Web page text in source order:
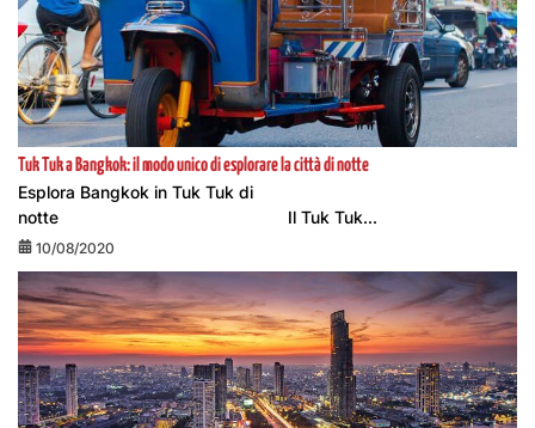
Tuk Tuk a Bangkok: il modo unico di esplorare la città di notte
Esplora Bangkok in Tuk Tuk di
notte Il Tuk Tuk...
10/08/2020